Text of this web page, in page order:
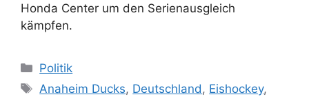
Honda Center um den Serienausgleich
kämpfen.
Kategorien
Politik
Schlagwörter
Anaheim Ducks, Deutschland, Eishockey,